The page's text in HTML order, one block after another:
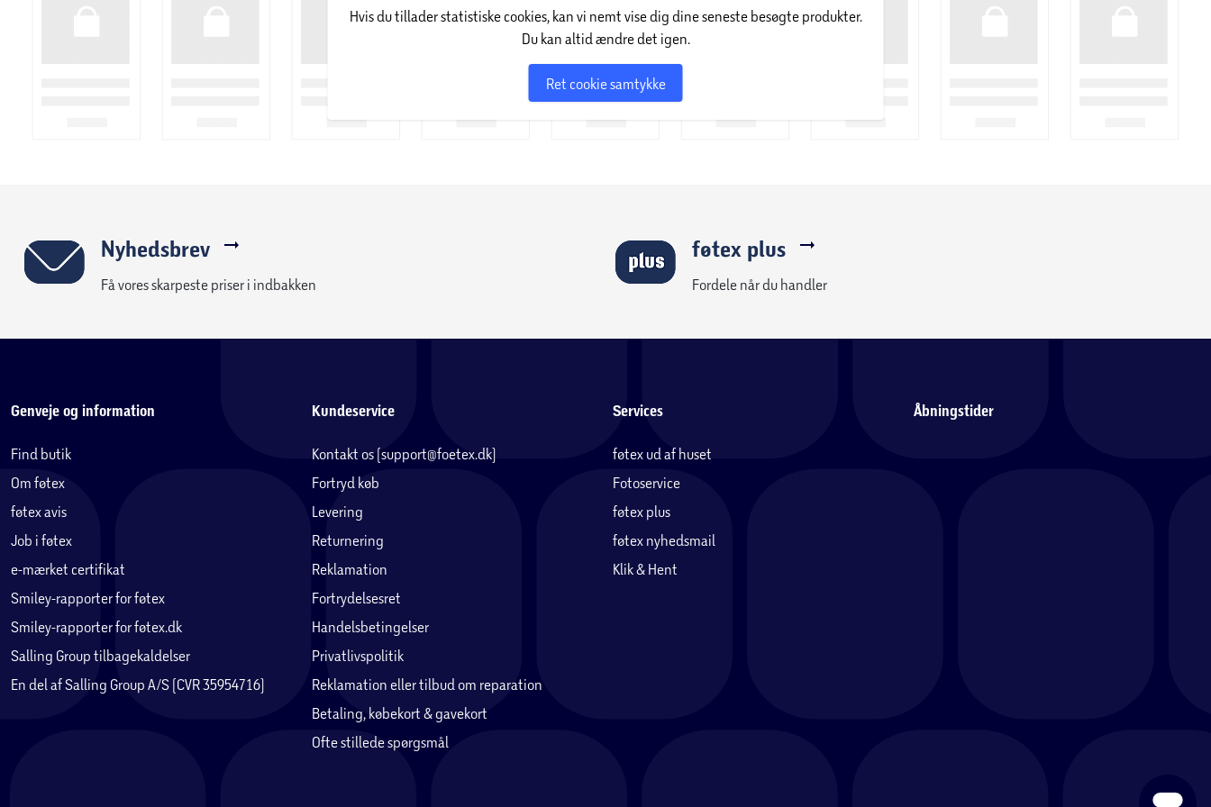
moderne og stilfulde møbler med et omfattende sortiment til stue, soveværelse, hjemmekontor og meget
mere. Hvert møbel er designet til at være holdbart, let at samle og perfekt til at skabe smukke, funktionelle
Antal hylder:4
Maksimal belastning skuffer:
Et stilfuldt vitrineskab, der kombinerer romantisk design med funktionel opbevaring.
Hvis du tillader statistiske cookies, kan vi nemt vise dig dine seneste besøgte produkter.
Du kan altid ændre det igen.
Ret cookie samtykke
Nyhedsbrev
Få vores skarpeste priser i indbakken
føtex plus
Fordele når du handler
Genveje og information
Find butik
Om føtex
føtex avis
Job i føtex
e-mærket certifikat
Smiley-rapporter for føtex
Smiley-rapporter for føtex.dk
Salling Group tilbagekaldelser
En del af Salling Group A/S (CVR 35954716)
Kundeservice
Kontakt os (support@foetex.dk)
Fortryd køb
Levering
Returnering
Reklamation
Fortrydelsesret
Handelsbetingelser
Privatlivspolitik
Reklamation eller tilbud om reparation
Betaling, købekort & gavekort
Ofte stillede spørgsmål
Services
føtex ud af huset
Fotoservice
føtex plus
føtex nyhedsmail
Klik & Hent
Åbningstider